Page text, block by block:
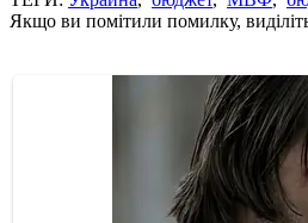
Якщо ви помітили помилку,